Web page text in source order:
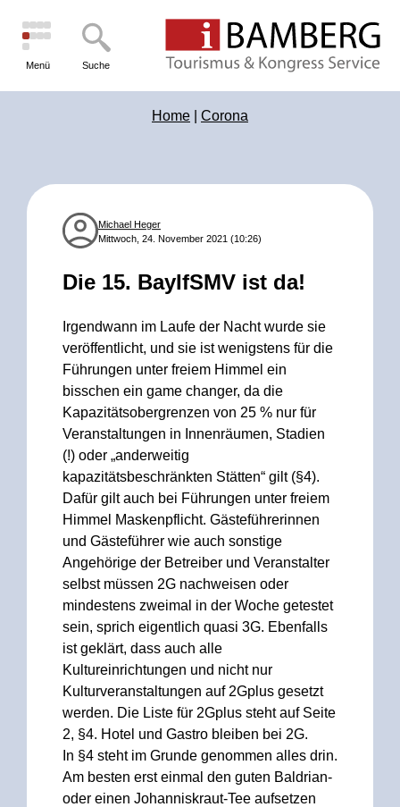
Menü Suche
Home Corona
Michael Heger
Mittwoch, 24. November 2021 (10:26)
Die 15. BayIfSMV ist da!
Irgendwann im Laufe der Nacht wurde sie
veröffentlicht, und sie ist wenigstens für die
Führungen unter freiem Himmel ein
bisschen ein game changer, da die
Kapazitätsobergrenzen von 25 % nur für
Veranstaltungen in Innenräumen, Stadien
(!) oder „anderweitig
kapazitätsbeschränkten Stätten“ gilt (§4).
Dafür gilt auch bei Führungen unter freiem
Himmel Maskenpflicht. Gästeführerinnen
und Gästeführer wie auch sonstige
Angehörige der Betreiber und Veranstalter
selbst müssen 2G nachweisen oder
mindestens zweimal in der Woche getestet
sein, sprich eigentlich quasi 3G. Ebenfalls
ist geklärt, dass auch alle
Kultureinrichtungen und nicht nur
Kulturveranstaltungen auf 2Gplus gesetzt
werden. Die Liste für 2Gplus steht auf Seite
2, §4. Hotel und Gastro bleiben bei 2G.
In §4 steht im Grunde genommen alles drin.
Am besten erst einmal den guten Baldrian-
oder einen Johanniskraut-Tee aufsetzen